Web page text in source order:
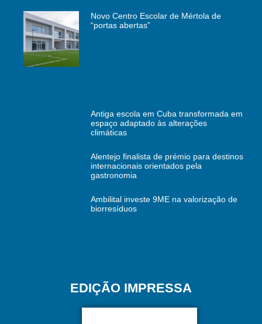
Novo Centro Escolar de Mértola de
“portas abertas”
Antiga escola em Cuba transformada em
espaço adaptado às alterações
climáticas
Alentejo finalista de prémio para destinos
internacionais orientados pela
gastronomia
Ambilital investe 9ME na valorização de
biorresíduos
EDIÇÃO IMPRESSA